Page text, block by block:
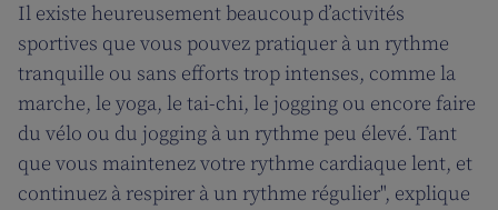
Il existe heureusement beaucoup d’activités
sportives que vous pouvez pratiquer à un rythme
tranquille ou sans efforts trop intenses, comme la
marche, le yoga, le tai-chi, le jogging ou encore faire
du vélo ou du jogging à un rythme peu élevé. Tant
que vous maintenez votre rythme cardiaque lent, et
continuez à respirer à un rythme régulier", explique